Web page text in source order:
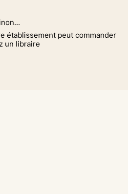
établissement peut commander
un libraire